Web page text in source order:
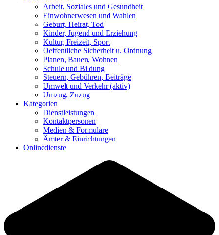
Arbeit, Soziales und Gesundheit
Einwohnerwesen und Wahlen
Geburt, Heirat, Tod
Kinder, Jugend und Erziehung
Kultur, Freizeit, Sport
Oeffentliche Sicherheit u. Ordnung
Planen, Bauen, Wohnen
Schule und Bildung
Steuern, Gebühren, Beiträge
Umwelt und Verkehr(aktiv)
Umzug, Zuzug
Kategorien
Dienstleistungen
Kontaktpersonen
Medien & Formulare
Ämter & Einrichtungen
Onlinedienste